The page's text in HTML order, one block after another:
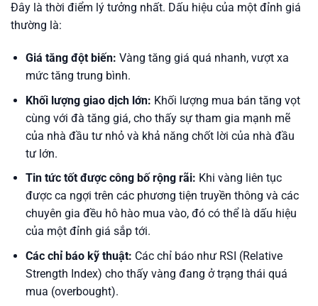
Đây là thời điểm lý tưởng nhất. Dấu hiệu của một đỉnh giá
thường là:
Giá tăng đột biến: Vàng tăng giá quá nhanh, vượt xa
mức tăng trung bình.
Khối lượng giao dịch lớn: Khối lượng mua bán tăng vọt
cùng với đà tăng giá, cho thấy sự tham gia mạnh mẽ
của nhà đầu tư nhỏ và khả năng chốt lời của nhà đầu
tư lớn.
Tin tức tốt được công bố rộng rãi: Khi vàng liên tục
được ca ngợi trên các phương tiện truyền thông và các
chuyên gia đều hô hào mua vào, đó có thể là dấu hiệu
của một đỉnh giá sắp tới.
Các chỉ báo kỹ thuật: Các chỉ báo như RSI (Relative
Strength Index) cho thấy vàng đang ở trạng thái quá
mua (overbought).